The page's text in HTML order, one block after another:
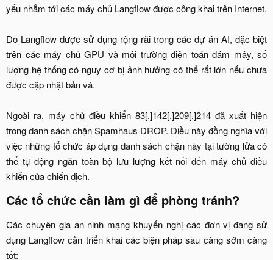
yếu nhắm tới các máy chủ Langflow được công khai trên Internet.
Do Langflow được sử dụng rộng rãi trong các dự án AI, đặc biệt
trên các máy chủ GPU và môi trường điện toán đám mây, số
lượng hệ thống có nguy cơ bị ảnh hưởng có thể rất lớn nếu chưa
được cập nhật bản vá.
Ngoài ra, máy chủ điều khiển 83[.]142[.]209[.]214 đã xuất hiện
trong danh sách chặn Spamhaus DROP. Điều này đồng nghĩa với
việc những tổ chức áp dụng danh sách chặn này tại tường lửa có
thể tự động ngăn toàn bộ lưu lượng kết nối đến máy chủ điều
khiển của chiến dịch.​
Các tổ chức cần làm gì để phòng tránh?​
Các chuyên gia an ninh mạng khuyến nghị các đơn vị đang sử
dụng Langflow cần triển khai các biện pháp sau càng sớm càng
tốt:​